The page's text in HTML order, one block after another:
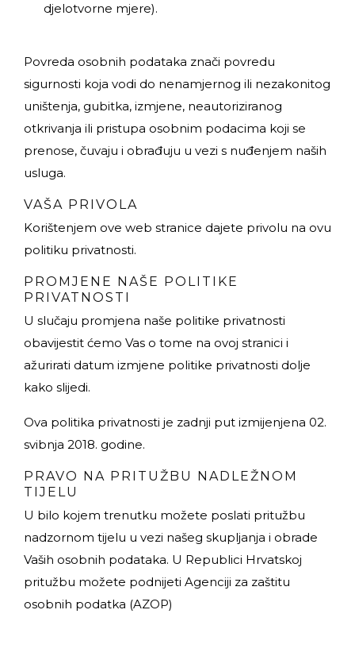
djelotvorne mjere).
Povreda osobnih podataka znači povredu
sigurnosti koja vodi do nenamjernog ili nezakonitog
uništenja, gubitka, izmjene, neautoriziranog
otkrivanja ili pristupa osobnim podacima koji se
prenose, čuvaju i obrađuju u vezi s nuđenjem naših
usluga.
VAŠA PRIVOLA
Korištenjem ove web stranice dajete privolu na ovu
politiku privatnosti.
PROMJENE NAŠE POLITIKE
PRIVATNOSTI
U slučaju promjena naše politike privatnosti
obavijestit ćemo Vas o tome na ovoj stranici i
ažurirati datum izmjene politike privatnosti dolje
kako slijedi.
Ova politika privatnosti je zadnji put izmijenjena 02.
svibnja 2018. godine.
PRAVO NA PRITUŽBU NADLEŽNOM
TIJELU
U bilo kojem trenutku možete poslati pritužbu
nadzornom tijelu u vezi našeg skupljanja i obrade
Vaših osobnih podataka. U Republici Hrvatskoj
pritužbu možete podnijeti Agenciji za zaštitu
osobnih podatka (AZOP)